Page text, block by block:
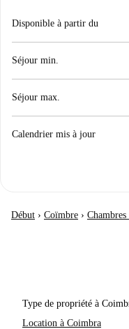
Disponible à partir du
Séjour min.
Séjour max.
Calendrier mis à jour
Début › Coïmbre ›
Type de propriété à
Location à Coimbra